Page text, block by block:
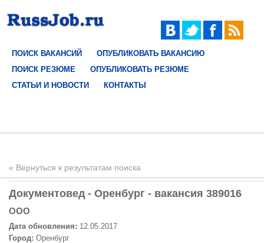
ПОИСК ВАКАНСИЙ
ОПУБЛИКОВАТЬ ВАКАНСИЮ
ПОИСК РЕЗЮМЕ
ОПУБЛИКОВАТЬ РЕЗЮМЕ
СТАТЬИ И НОВОСТИ
КОНТАКТЫ
« Вернуться к результатам поиска
Документовед - Оренбург - вакансия 389016
ООО
Дата обновления: 12.05.2017
Город: Оренбург